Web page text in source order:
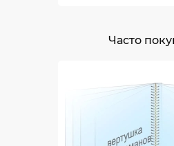
Часто